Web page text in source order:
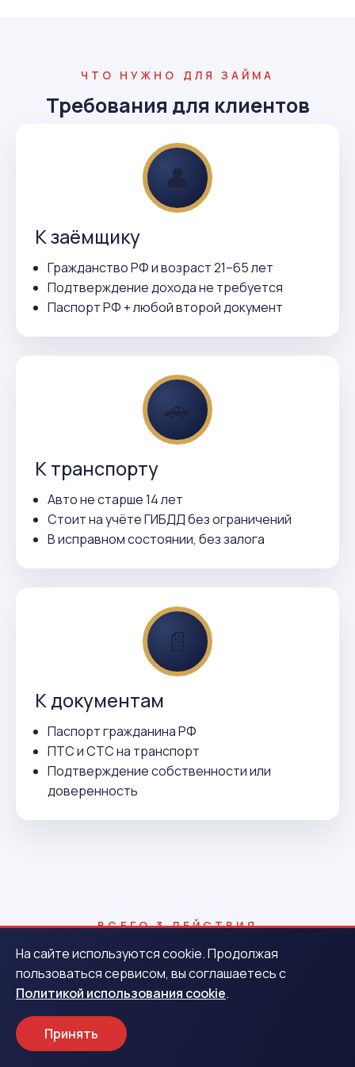
ЧТО НУЖНО ДЛЯ ЗАЙМА
Требования для клиентов
👤
К заёмщику
Гражданство РФ и возраст 21–65 лет
Подтверждение дохода не требуется
Паспорт РФ + любой второй документ
🚗
К транспорту
Авто не старше 14 лет
Стоит на учёте ГИБДД без ограничений
В исправном состоянии, без залога
📄
К документам
Паспорт гражданина РФ
ПТС и СТС на транспорт
Подтверждение собственности или
доверенность
ВСЕГО 3 ДЕЙСТВИЯ
Как получить деньги в Крымске
1
Заявка
На сайте используются cookie. Продолжая
пользоваться сервисом, вы соглашаетесь с
Политикой использования cookie.
Принять